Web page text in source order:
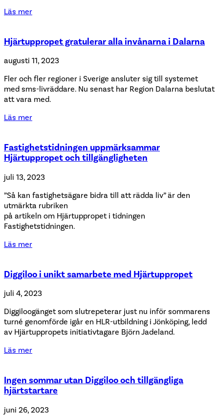
Läs mer
Hjärtuppropet gratulerar alla invånarna i Dalarna
augusti 11, 2023
Fler och fler regioner i Sverige ansluter sig till systemet
med sms-livräddare. Nu senast har Region Dalarna beslutat
att vara med.
Läs mer
Fastighetstidningen uppmärksammar
Hjärtuppropet och tillgängligheten
juli 13, 2023
”Så kan fastighetsägare bidra till att rädda liv” är den
utmärkta rubriken
på artikeln om Hjärtuppropet i tidningen
Fastighetstidningen.
Läs mer
Diggiloo i unikt samarbete med Hjärtuppropet
juli 4, 2023
Diggiloogänget som slutrepeterar just nu inför sommarens
turné genomförde igår en HLR-utbildning i Jönköping, ledd
av Hjärtuppropets initiativtagare Björn Jadeland.
Läs mer
Ingen sommar utan Diggiloo och tillgängliga
hjärtstartare
juni 26, 2023